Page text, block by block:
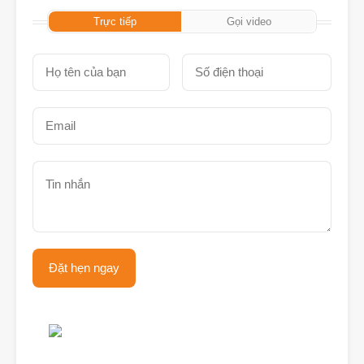
Trực tiếp Gọi video